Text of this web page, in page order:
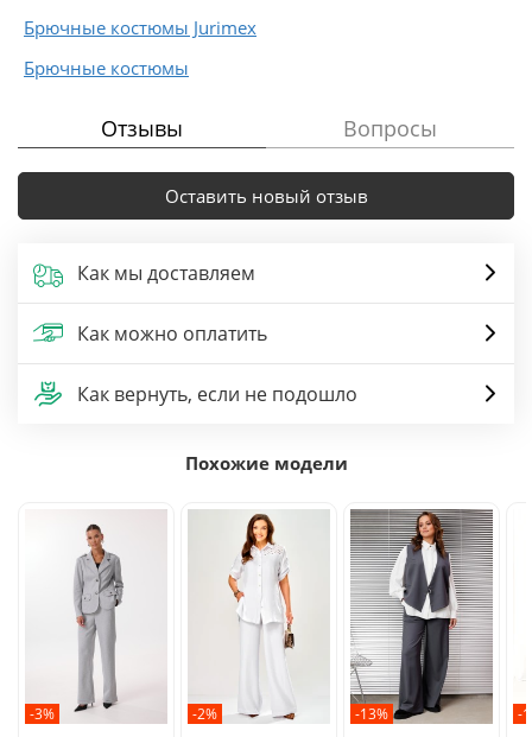
Брючные костюмы Jurimex
Брючные костюмы
Отзывы Вопросы
Оставить новый отзыв
Как мы доставляем
Как можно оплатить
Как вернуть, если не подошло
Похожие модели
-3% -2% -13% -